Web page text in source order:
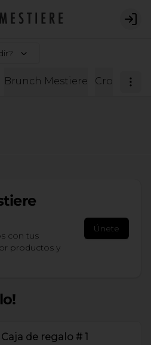
Brunch Mestiere
con tus
productos y
Únete
Caja de regalo # 1